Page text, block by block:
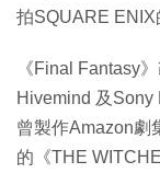
拍SQUARE ENIX
《Final Fantasy
Hivemind 及Sony
曾製作Amazon劇
的《THE